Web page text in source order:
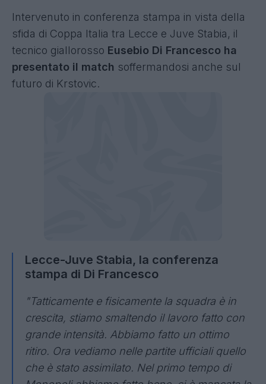
Intervenuto in conferenza stampa in vista della
sfida di Coppa Italia tra Lecce e Juve Stabia, il
tecnico giallorosso Eusebio Di Francesco ha
presentato il match soffermandosi anche sul
futuro di Krstovic.
Lecce-Juve Stabia, la conferenza
stampa di Di Francesco
"Tatticamente e fisicamente la squadra è in
crescita, stiamo smaltendo il lavoro fatto con
grande intensità. Abbiamo fatto un ottimo
ritiro. Ora vediamo nelle partite ufficiali quello
che è stato assimilato. Nel primo tempo di